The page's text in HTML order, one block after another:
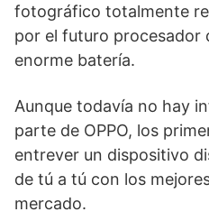
fotográfico totalmente
por el futuro procesador
enorme batería.
Aunque todavía no hay
parte de OPPO, los
entrever un dispositivo
de tú a tú con los
mercado.